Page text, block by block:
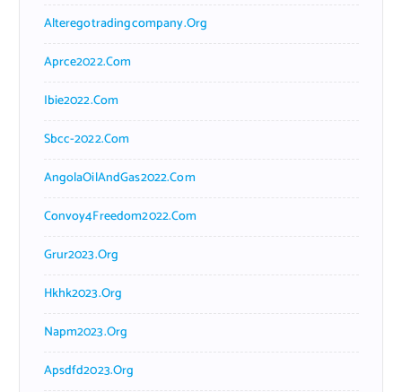
Alteregotradingcompany.org
Aprce2022.com
Ibie2022.com
Sbcc-2022.com
AngolaOilAndGas2022.com
Convoy4Freedom2022.com
Grur2023.org
Hkhk2023.org
Napm2023.org
Apsdfd2023.org